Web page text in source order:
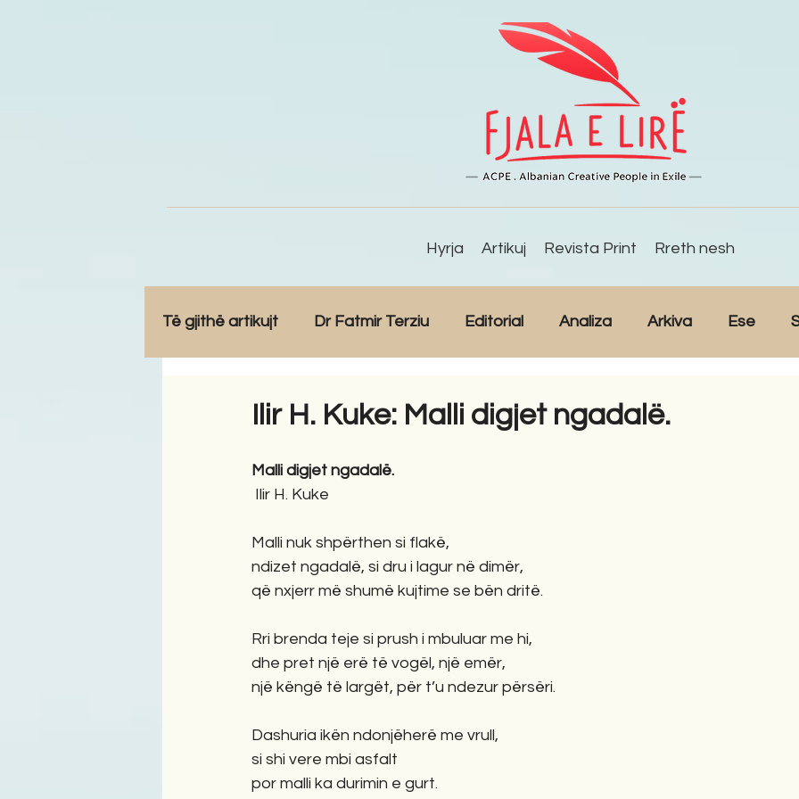
Hyrja Artikuj Revista Print Rreth nesh
Të gjithë artikujt Dr Fatmir Terziu Editorial Analiza Arkiva Ese
Antologji Poezi Tregime
Ilir H. Kuke: Malli digjet ngadalë.
Malli digjet ngadalë.
Ilir H. Kuke
Malli nuk shpërthen si flakë,
ndizet ngadalë, si dru i lagur në dimër,
që nxjerr më shumë kujtime se bën dritë.
Rri brenda teje si prush i mbuluar me hi,
dhe pret një erë të vogël, një emër,
një këngë të largët, për t’u ndezur përsëri.
Dashuria ikën ndonjëherë me vrull,
si shi vere mbi asfalt
por malli ka durimin e gurt.